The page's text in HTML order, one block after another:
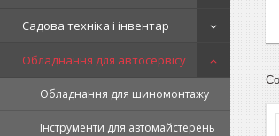
Садова техніка і інвентар
Обладнання для автосервісу
Обладнання для шиномонтажу
Інструменти для автомайстерень